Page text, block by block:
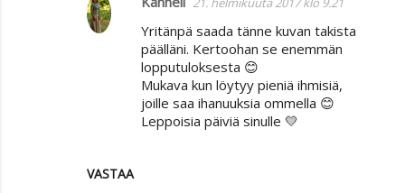
VASTAA
Yritänpä saada tänne kuvan takista
päälläni. Kertoohan se enemmän
lopputuloksesta 😊
Mukava kun löytyy pieniä ihmisiä,
joille saa ihanuuksia ommella 😊
Leppoisia päiviä sinulle 💛